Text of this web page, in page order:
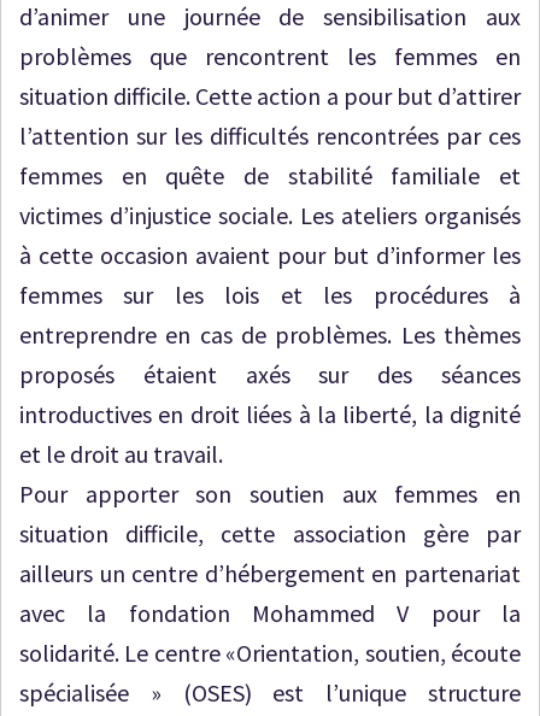
d’animer une journée de sensibilisation aux
problèmes que rencontrent les femmes en
situation difficile. Cette action a pour but d’attirer
l’attention sur les difficultés rencontrées par ces
femmes en quête de stabilité familiale et
victimes d’injustice sociale. Les ateliers organisés
à cette occasion avaient pour but d’informer les
femmes sur les lois et les procédures à
entreprendre en cas de problèmes. Les thèmes
proposés étaient axés sur des séances
introductives en droit liées à la liberté, la dignité
et le droit au travail.
Pour apporter son soutien aux femmes en
situation difficile, cette association gère par
ailleurs un centre d’hébergement en partenariat
avec la fondation Mohammed V pour la
solidarité. Le centre «Orientation, soutien, écoute
spécialisée » (OSES) est l’unique structure